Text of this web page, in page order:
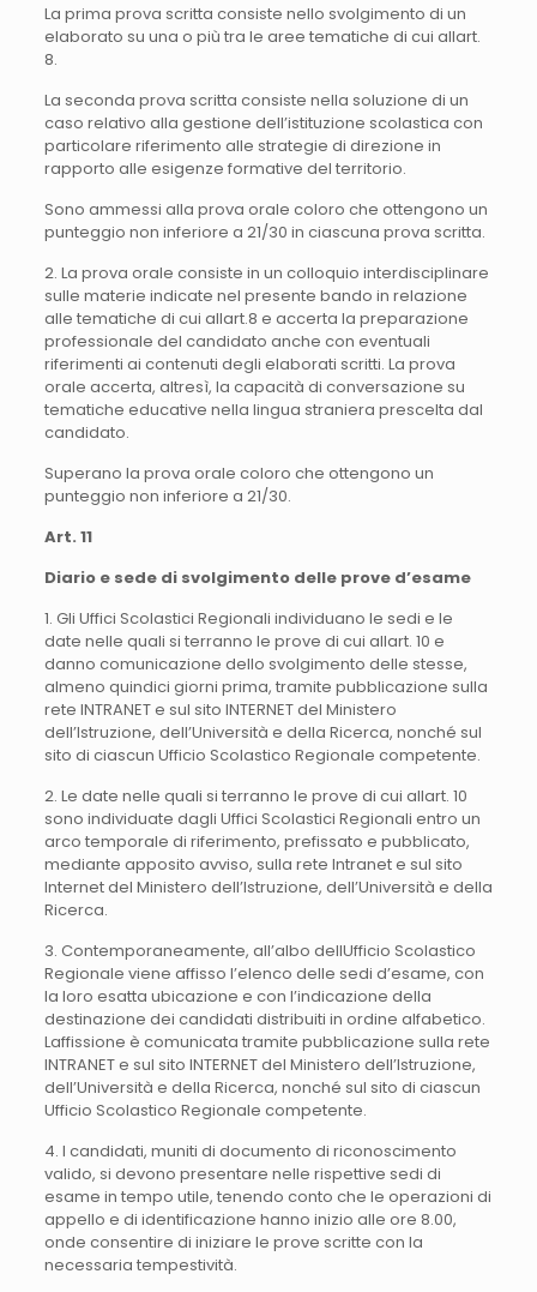
La prima prova scritta consiste nello svolgimento di un
elaborato su una o più tra le aree tematiche di cui allart.
8.
La seconda prova scritta consiste nella soluzione di un
caso relativo alla gestione dell’istituzione scolastica con
particolare riferimento alle strategie di direzione in
rapporto alle esigenze formative del territorio.
Sono ammessi alla prova orale coloro che ottengono un
punteggio non inferiore a 21/30 in ciascuna prova scritta.
2. La prova orale consiste in un colloquio interdisciplinare
sulle materie indicate nel presente bando in relazione
alle tematiche di cui allart.8 e accerta la preparazione
professionale del candidato anche con eventuali
riferimenti ai contenuti degli elaborati scritti. La prova
orale accerta, altresì, la capacità di conversazione su
tematiche educative nella lingua straniera prescelta dal
candidato.
Superano la prova orale coloro che ottengono un
punteggio non inferiore a 21/30.
Art. 11
Diario e sede di svolgimento delle prove d’esame
1. Gli Uffici Scolastici Regionali individuano le sedi e le
date nelle quali si terranno le prove di cui allart. 10 e
danno comunicazione dello svolgimento delle stesse,
almeno quindici giorni prima, tramite pubblicazione sulla
rete INTRANET e sul sito INTERNET del Ministero
dell’Istruzione, dell’Università e della Ricerca, nonché sul
sito di ciascun Ufficio Scolastico Regionale competente.
2. Le date nelle quali si terranno le prove di cui allart. 10
sono individuate dagli Uffici Scolastici Regionali entro un
arco temporale di riferimento, prefissato e pubblicato,
mediante apposito avviso, sulla rete Intranet e sul sito
Internet del Ministero dell’Istruzione, dell’Università e della
Ricerca.
3. Contemporaneamente, all’albo dellUfficio Scolastico
Regionale viene affisso l’elenco delle sedi d’esame, con
la loro esatta ubicazione e con l’indicazione della
destinazione dei candidati distribuiti in ordine alfabetico.
Laffissione è comunicata tramite pubblicazione sulla rete
INTRANET e sul sito INTERNET del Ministero dell’Istruzione,
dell’Università e della Ricerca, nonché sul sito di ciascun
Ufficio Scolastico Regionale competente.
4. I candidati, muniti di documento di riconoscimento
valido, si devono presentare nelle rispettive sedi di
esame in tempo utile, tenendo conto che le operazioni di
appello e di identificazione hanno inizio alle ore 8.00,
onde consentire di iniziare le prove scritte con la
necessaria tempestività.